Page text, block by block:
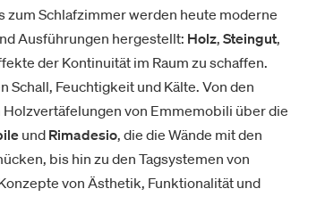
zum Schlafzimmer werden heute moderne
Ausführungen hergestellt: Holz, Steingut,
der Kontinuität im Raum zu schaffen.
Schall, Feuchtigkeit und Kälte. Von den
von Emmemobili über die
und Rimadesio, die die Wände mit den
bis hin zu den Tagsystemen von
von Ästhetik, Funktionalität und